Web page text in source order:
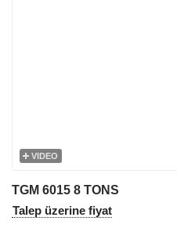
VIDEO
TGM 6015 8 TONS
Talep üzerine fiyat